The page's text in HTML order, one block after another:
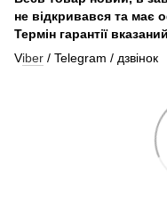
не відкривався та має
Термін гарантії
Viber / Telegram / дзвінок